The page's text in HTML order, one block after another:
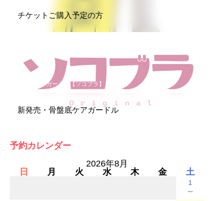
チケットご購入予定の方
骨盤底ケアガードル【ソコブラ】
新発売・骨盤底ケアガードル
予約カレンダー
2026年8月
日
月 火 水 木 金 土
1
－